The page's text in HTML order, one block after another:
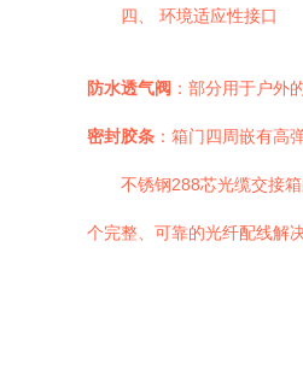
四、 环境适应性接口
防水透气阀 ：部分用于户外
密封胶条 ：箱门四周嵌有高
不锈钢288芯光缆交接
个完整、可靠的光纤配线解